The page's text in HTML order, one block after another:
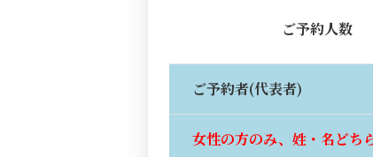
ご予約人数
ご予約者(代表者)
女性の方のみ、姓・名どち